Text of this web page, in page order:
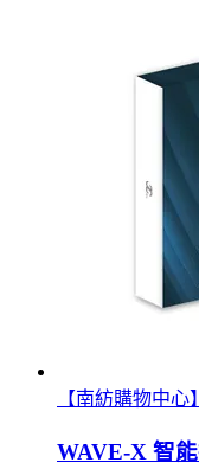
【南紡購物中心】
WAVE-X 智